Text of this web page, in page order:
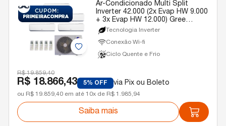
Ar-Condicionado Multi Split
Inverter 42.000 (2x Evap HW 9.000
+ 3x Evap HW 12.000) Gree
Quente/Frio R-32 220v
Tecnologia Inverter
Conexão Wi-fi
Ciclo Quente e Frio
R$ 19.859,40
R$ 18.866,43 5% OFF via Pix ou Boleto
ou R$ 19.859,40 em até 10x de R$ 1.985,94
Saiba mais